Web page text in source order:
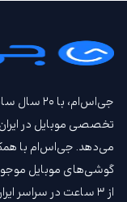
جی‌اس‌ام،
تخصصی موبایل در
می‌دهد. جی‌اس‌ام با
گوشی‌های موبایل موجود
از ۳ ساعت در سراسر